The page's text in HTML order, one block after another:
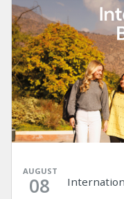
AUGUST
08